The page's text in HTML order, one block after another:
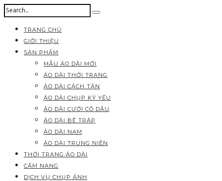
TRANG CHỦ
GIỚI THIỆU
SẢN PHẨM
MẪU ÁO DÀI MỚI
ÁO DÀI THỜI TRANG
ÁO DÀI CÁCH TÂN
ÁO DÀI CHỤP KỶ YẾU
ÁO DÀI CƯỚI CÔ DÂU
ÁO DÀI BÊ TRÁP
ÁO DÀI NAM
ÁO DÀI TRUNG NIÊN
THỜI TRANG ÁO DÀI
CẨM NANG
DỊCH VỤ CHỤP ẢNH